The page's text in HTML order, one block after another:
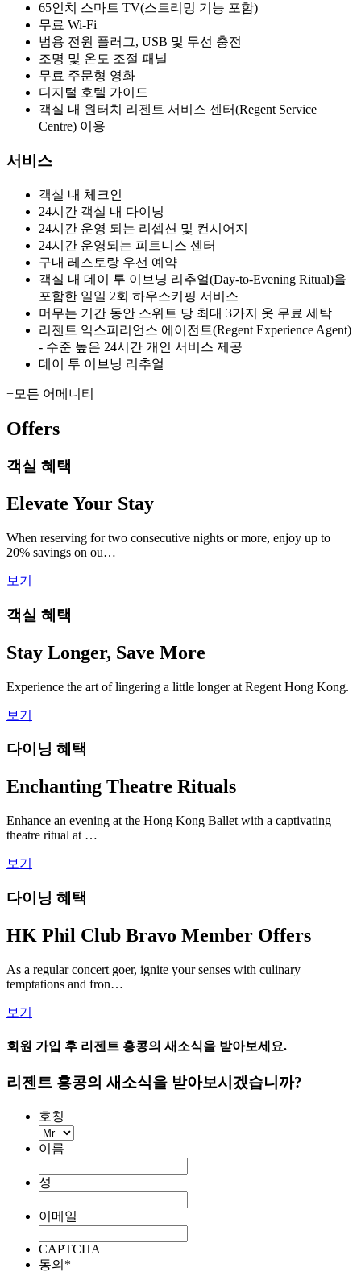
65인치 스마트 TV(스트리밍 기능 포함)
무료 Wi-Fi
범용 전원 플러그, USB 및 무선 충전
조명 및 온도 조절 패널
무료 주문형 영화
디지털 호텔 가이드
객실 내 원터치 리젠트 서비스 센터(Regent Service
Centre) 이용
서비스
객실 내 체크인
24시간 객실 내 다이닝
24시간 운영 되는 리셉션 및 컨시어지
24시간 운영되는 피트니스 센터
구내 레스토랑 우선 예약
객실 내 데이 투 이브닝 리추얼(Day-to-Evening Ritual)을
포함한 일일 2회 하우스키핑 서비스
머무는 기간 동안 스위트 당 최대 3가지 옷 무료 세탁
리젠트 익스피리언스 에이전트(Regent Experience Agent)
- 수준 높은 24시간 개인 서비스 제공
데이 투 이브닝 리추얼
+모든 어메니티
Offers
객실 혜택
Elevate Your Stay
When reserving for two consecutive nights or more, enjoy up to
20% savings on ou…
보기
객실 혜택
Stay Longer, Save More
Experience the art of lingering a little longer at Regent Hong Kong.
보기
다이닝 혜택
Enchanting Theatre Rituals
Enhance an evening at the Hong Kong Ballet with a captivating
theatre ritual at …
보기
다이닝 혜택
HK Phil Club Bravo Member Offers
As a regular concert goer, ignite your senses with culinary
temptations and fron…
보기
회원 가입 후 리젠트 홍콩의 새소식을 받아보세요.
리젠트 홍콩의 새소식을 받아보시겠습니까?
호칭
이름
성
이메일
CAPTCHA
동의 *